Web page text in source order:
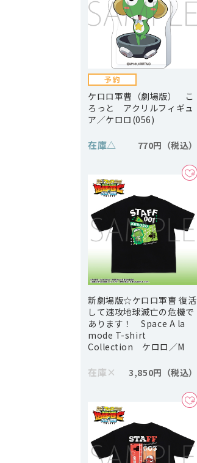
ケロロ軍曹（劇場版） こ
ろっと アクリルフィギュ
ア／ケロロ(056)
在庫△ 770円
新劇場版☆ケロロ軍曹 復活
して速攻地球滅亡の危機で
あります！ Space A la
mode T-shirt
Collection ケロロ／M
在庫× 3,850円